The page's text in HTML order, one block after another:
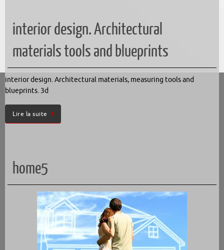
interior design. Architectural
materials tools and blueprints
interior design. Architectural materials, measuring tools and
blueprints. 3d
Lire la suite
home5